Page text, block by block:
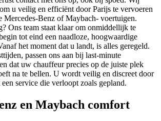
u veilig en efficiënt door Parijs te vervoeren
Mercedes-Benz of Maybach- voertuigen.
Ons team staat klaar om onmiddellijk te
tot eind een naadloze, hoogwaardige
het moment dat u landt, is alles geregeld.
passen ons aan bij last-minute
dat uw chauffeur precies op de juiste plek
na te bellen. U wordt veilig en discreet door
service die verloopt zoals gepland.
en Maybach comfort